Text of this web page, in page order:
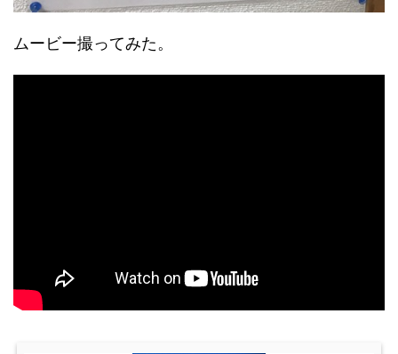
ムービー撮ってみた。